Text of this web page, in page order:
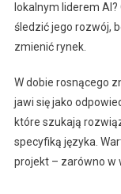
lokalnym liderem
śledzić jego rozwój,
zmienić rynek.
W dobie rosnącego
jawi się jako
które szukają
specyfiką języka.
projekt – zarówno w